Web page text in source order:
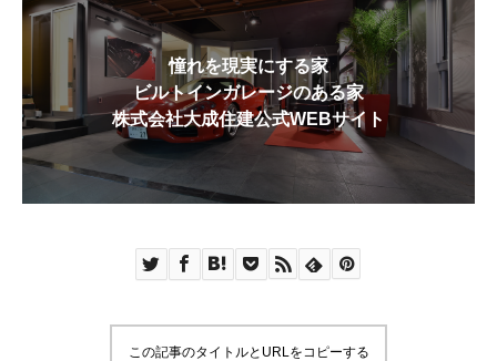
憧れを現実にする家
ビルトインガレージのある家
株式会社大成住建公式WEBサイト
この記事のタイトルとURLをコピーする